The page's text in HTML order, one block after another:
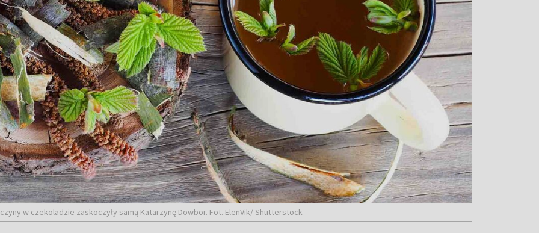
w czekoladzie zaskoczyły samą Katarzynę Dowbor. Fot. ElenVik/ Shutterstock